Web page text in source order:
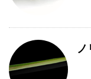
ノ